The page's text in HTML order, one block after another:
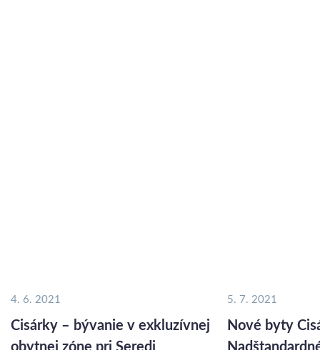
4. 6. 2021
Cisárky – bývanie v exkluzívnej
obytnej zóne pri Seredi
5. 7. 2021
Nové byty